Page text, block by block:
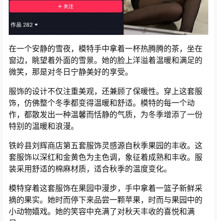
在一个安静的雪夜，模特手中拿着一杯热腾腾的茶，坐在
窗边，眺望着外面的雪景。她的脸上洋溢着温暖和满足的
微笑，那是对冬日宁静美好的享受。
服饰的设计不仅注重美观，还兼顾了保暖性。穿上这套服
饰，仿佛整个冬季都变得温暖和舒适。模特的每一个动
作，都散发出一种温馨而恬静的气质，为冬季增添了一份
特别的温暖和浪漫。
铁岭县刘辉商店第五套服饰灵感源自秋季果园的丰收。这
套服饰以深红和金黄色为主色调，象征着成熟和丰收。服
装采用舒适的棉麻材质，适合秋季的温度变化。
模特穿着这套服饰在果园中漫步，手中拿着一篮子新鲜采
摘的果实。她时而停下来品尝一颗苹果，时而与果园中的
小动物嬉戏。她的笑容中充满了对秋天丰收的喜悦和满